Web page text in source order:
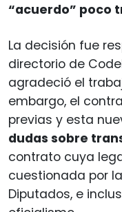
“acuerdo” poco
La decisión fue
directorio de
agradeció el
embargo, el
previas y esta
dudas sobre
contrato cuya
cuestionada por
Diputados, e